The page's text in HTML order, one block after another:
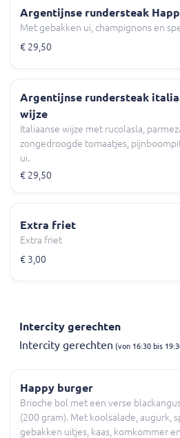
Argentijnse rundersteak
Met gebakken ui, champignons en
€ 29,50
Argentijnse rundersteak
wijze
Italiaanse wijze met rucolasla,
zongedroogde tomaatjes,
ui.
€ 29,50
Extra friet
Extra friet
€ 3,00
Intercity gerechten
Intercity gerechten (von 16:30 bis
Happy burger
Brioche bol met een verse
(200 gram). Met koolsalade, augurk,
gebakken uitjes, kaas, komkommer